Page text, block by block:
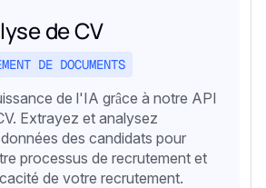
de CV
DE DOCUMENTS
de l'IA grâce à notre API
Extrayez et analysez
des candidats pour
processus de recrutement et
de votre recrutement.